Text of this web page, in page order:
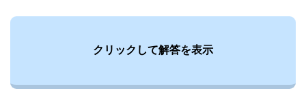
クリックして解答を表示